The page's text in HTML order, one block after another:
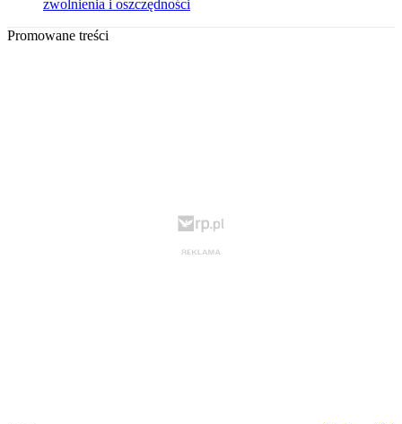
zwolnienia i oszczędności
Promowane treści